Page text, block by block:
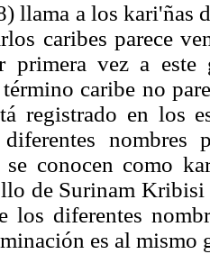
llama a los kari'ñas
caribes parece
primera vez a este
caribe no
registrado en los
diferentes nombres
se conocen como
de Surinam Kribisi
los diferentes
es al